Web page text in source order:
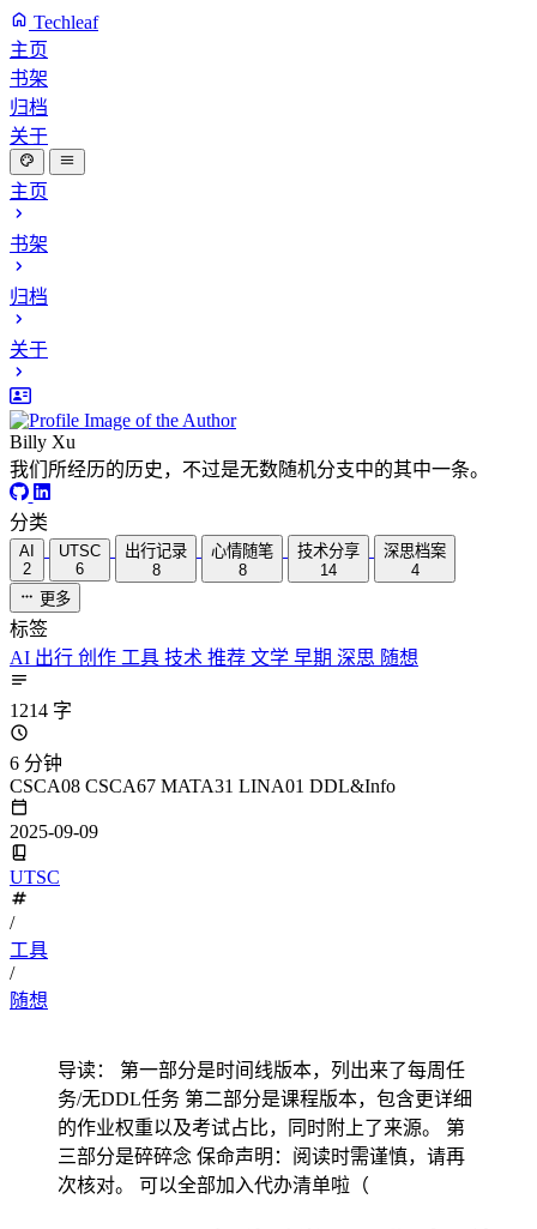
Techleaf
主页
书架
归档
关于
主页
书架
归档
关于
Billy Xu
我们所经历的历史，不过是无数随机分支中的其中一条。
分类
AI
2
UTSC
6
出行记录
8
心情随笔
8
技术分享
14
深思档案
4
更多
标签
AI 出行 创作 工具 技术 推荐 文学 早期 深思 随想
1214 字
6 分钟
CSCA08 CSCA67 MATA31 LINA01 DDL&Info
2025-09-09
UTSC
/
工具
/
随想
导读： 第一部分是时间线版本，列出来了每周任
务/无DDL任务 第二部分是课程版本，包含更详细
的作业权重以及考试占比，同时附上了来源。 第
三部分是碎碎念 保命声明：阅读时需谨慎，请再
次核对。 可以全部加入代办清单啦（